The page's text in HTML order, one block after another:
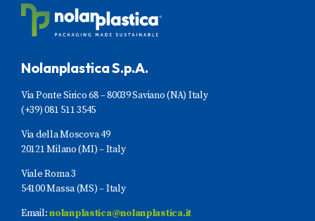
Nolanplastica S.p.A.
Via Ponte Sirico 68 – 80039 Saviano (NA) Italy
(+39) 081 511 3545
Via della Moscova 49
20121 Milano (MI) – Italy
Viale Roma 3
54100 Massa (MS) – Italy
Email:nolanplastica@nolanplastica.it